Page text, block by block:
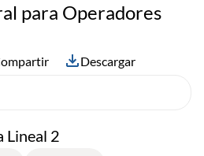
Lineal 2
para Operadores
Descargar